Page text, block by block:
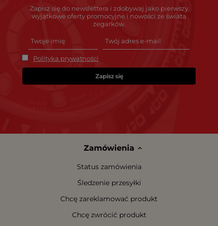
Zapisz się do newslettera i zdobywaj jako pierwszy
wyjątkowe oferty promocyjne i nowości ze świata
zegarków.
Polityka prywatności
Zapisz się
Zamówienia
Status zamówienia
Śledzenie przesyłki
Chcę zareklamować produkt
Chcę zwrócić produkt